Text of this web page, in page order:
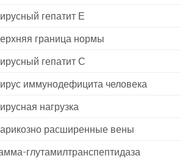
гепатит Е
граница нормы
гепатит С
иммунодефицита человека
нагрузка
расширенные вены
глутамилтранспептидаза